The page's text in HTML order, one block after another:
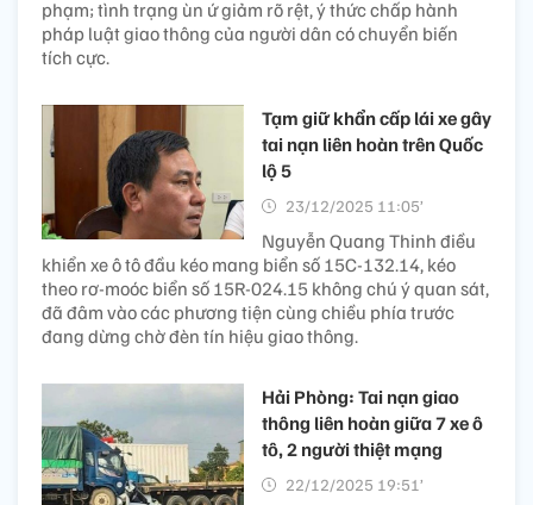
phạm; tình trạng ùn ứ giảm rõ rệt, ý thức chấp hành
pháp luật giao thông của người dân có chuyển biến
tích cực.
Tạm giữ khẩn cấp lái xe gây
tai nạn liên hoàn trên Quốc
lộ 5
23/12/2025 11:05’
Nguyễn Quang Thinh điều
khiển xe ô tô đầu kéo mang biển số 15C-132.14, kéo
theo rơ-moóc biển số 15R-024.15 không chú ý quan sát,
đã đâm vào các phương tiện cùng chiều phía trước
đang dừng chờ đèn tín hiệu giao thông.
Hải Phòng: Tai nạn giao
thông liên hoàn giữa 7 xe ô
tô, 2 người thiệt mạng
22/12/2025 19:51’